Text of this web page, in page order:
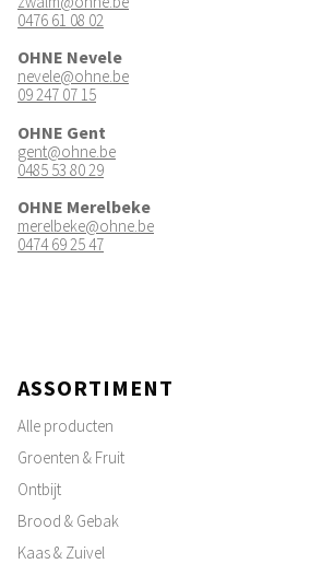
0476 61 08 02
OHNE Nevele
nevele@ohne.be
09 247 07 15
OHNE Gent
gent@ohne.be
0485 53 80 29
OHNE Merelbeke
merelbeke@ohne.be
0474 69 25 47
ASSORTIMENT
Alle producten
Groenten & Fruit
Ontbijt
Brood & Gebak
Kaas & Zuivel